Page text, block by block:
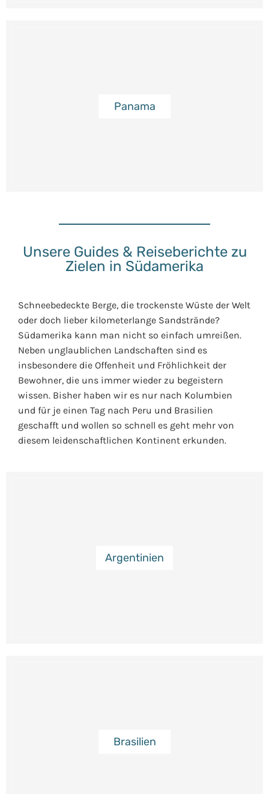
Panama
Unsere Guides & Reiseberichte zu
Zielen in Südamerika
Schneebedeckte Berge, die trockenste Wüste der Welt
oder doch lieber kilometerlange Sandstrände?
Südamerika kann man nicht so einfach umreißen.
Neben unglaublichen Landschaften sind es
insbesondere die Offenheit und Fröhlichkeit der
Bewohner, die uns immer wieder zu begeistern
wissen. Bisher haben wir es nur nach Kolumbien
und für je einen Tag nach Peru und Brasilien
geschafft und wollen so schnell es geht mehr von
diesem leidenschaftlichen Kontinent erkunden.
Argentinien
Brasilien